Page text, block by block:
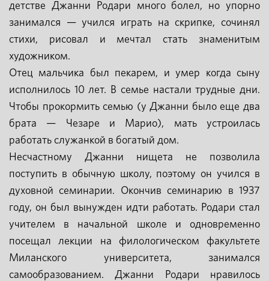
детстве Джанни Родари много болел, но упорно
занимался — учился играть на скрипке, сочинял
стихи, рисовал и мечтал стать знаменитым
художником.
Отец мальчика был пекарем, и умер когда сыну
исполнилось 10 лет. В семье настали трудные дни.
Чтобы прокормить семью (у Джанни было еще два
брата — Чезаре и Марио), мать устроилась
работать служанкой в богатый дом.
Несчастному Джанни нищета не позволила
поступить в обычную школу, поэтому он учился в
духовной семинарии. Окончив семинарию в 1937
году, он был вынужден идти работать. Родари стал
учителем в начальной школе и одновременно
посещал лекции на филологическом факультете
Миланского университета, занимался
самообразованием. Джанни Родари нравилось